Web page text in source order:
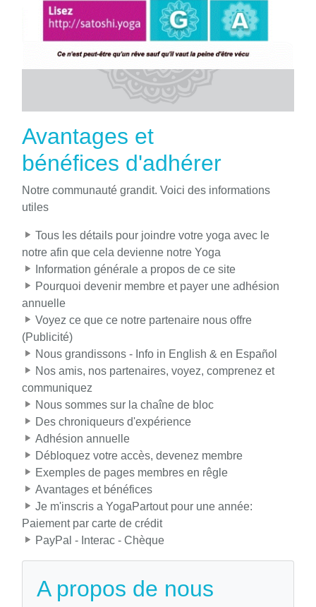
Avantages et
bénéfices d'adhérer
Notre communauté grandit. Voici des informations
utiles
Tous les détails pour joindre votre yoga avec le
notre afin que cela devienne notre Yoga
Information générale a propos de ce site
Pourquoi devenir membre et payer une adhésion
annuelle
Voyez ce que ce notre partenaire nous offre
(Publicité)
Nous grandissons - Info in English & en Español
Nos amis, nos partenaires, voyez, comprenez et
communiquez
Nous sommes sur la chaîne de bloc
Des chroniqueurs d'expérience
Adhésion annuelle
Débloquez votre accès, devenez membre
Exemples de pages membres en rêgle
Avantages et bénéfices
Je m'inscris a YogaPartout pour une année:
Paiement par carte de crédit
PayPal - Interac - Chèque
A propos de nous